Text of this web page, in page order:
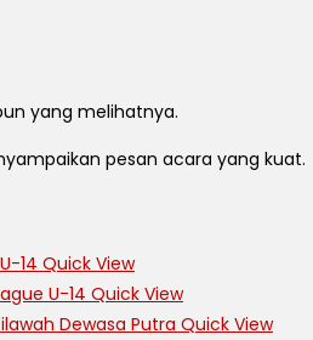
yang melihatnya.
pesan acara yang kuat.
Quick View
Quick View
Quick View